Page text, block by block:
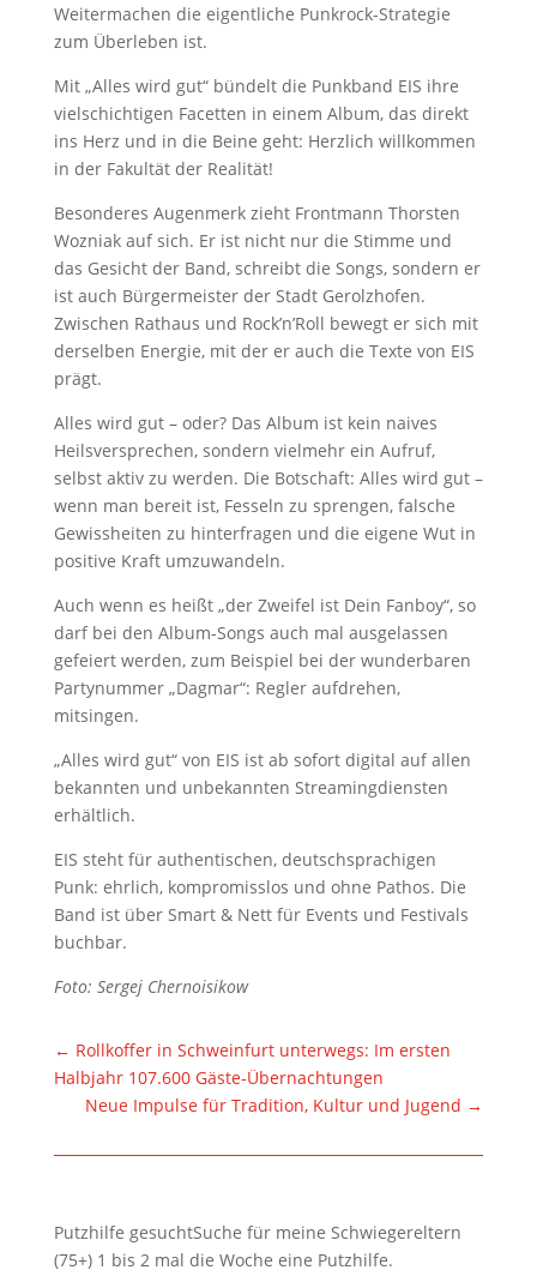
Weitermachen die eigentliche Punkrock-Strategie
zum Überleben ist.
Mit „Alles wird gut“ bündelt die Punkband EIS ihre
vielschichtigen Facetten in einem Album, das direkt
ins Herz und in die Beine geht: Herzlich willkommen
in der Fakultät der Realität!
Besonderes Augenmerk zieht Frontmann Thorsten
Wozniak auf sich. Er ist nicht nur die Stimme und
das Gesicht der Band, schreibt die Songs, sondern er
ist auch Bürgermeister der Stadt Gerolzhofen.
Zwischen Rathaus und Rock’n’Roll bewegt er sich mit
derselben Energie, mit der er auch die Texte von EIS
prägt.
Alles wird gut – oder? Das Album ist kein naives
Heilsversprechen, sondern vielmehr ein Aufruf,
selbst aktiv zu werden. Die Botschaft: Alles wird gut –
wenn man bereit ist, Fesseln zu sprengen, falsche
Gewissheiten zu hinterfragen und die eigene Wut in
positive Kraft umzuwandeln.
Auch wenn es heißt „der Zweifel ist Dein Fanboy“, so
darf bei den Album-Songs auch mal ausgelassen
gefeiert werden, zum Beispiel bei der wunderbaren
Partynummer „Dagmar“: Regler aufdrehen,
mitsingen.
„Alles wird gut“ von EIS ist ab sofort digital auf allen
bekannten und unbekannten Streamingdiensten
erhältlich.
EIS steht für authentischen, deutschsprachigen
Punk: ehrlich, kompromisslos und ohne Pathos. Die
Band ist über Smart & Nett für Events und Festivals
buchbar.
Foto: Sergej Chernoisikow
← Rollkoffer in Schweinfurt unterwegs: Im ersten
Halbjahr 107.600 Gäste-Übernachtungen
Neue Impulse für Tradition, Kultur und Jugend →
Putzhilfe gesuchtSuche für meine Schwiegereltern
(75+) 1 bis 2 mal die Woche eine Putzhilfe.